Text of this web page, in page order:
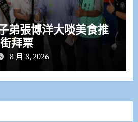
弟張博洋大啖美食推
拜票
8 月 8, 2026